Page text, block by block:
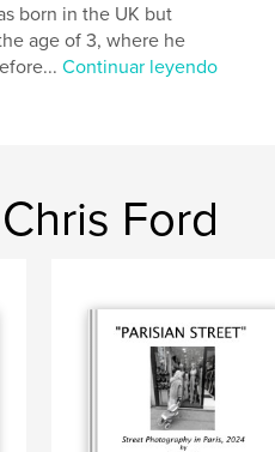
born in the UK but
age of 3, where he
Continuar leyendo
Ford